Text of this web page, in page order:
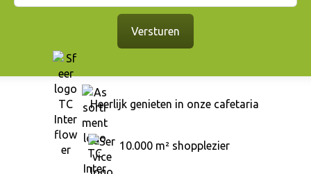
Heerlijk genieten in onze cafetaria
10.000 m² shopplezier